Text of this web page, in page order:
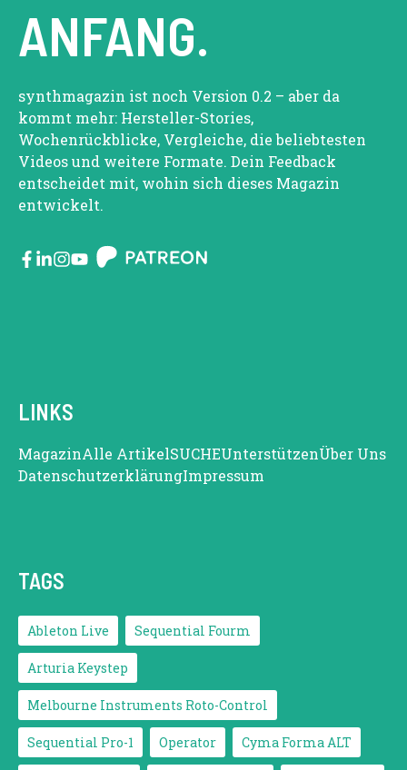
ANFANG.
synthmagazin ist noch Version 0.2 – aber da
kommt mehr: Hersteller-Stories,
Wochenrückblicke, Vergleiche, die beliebtesten
Videos und weitere Formate. Dein Feedback
entscheidet mit, wohin sich dieses Magazin
entwickelt.
LINKS
MagazinAlle ArtikelSUCHEUnterstützenÜber Uns
DatenschutzerklärungImpressum
TAGS
Ableton Live Sequential Fourm
Arturia Keystep
Melbourne Instruments Roto-Control
Sequential Pro-1 Operator Cyma Forma ALT